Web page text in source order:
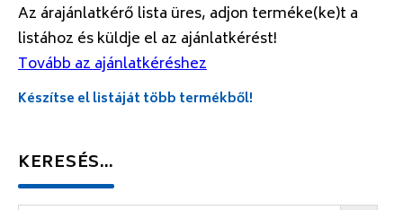
Az árajánlatkérő lista üres, adjon terméke(ke)t a
listához és küldje el az ajánlatkérést!
Tovább az ajánlatkéréshez
Készítse el listáját több termékből!
KERESÉS…